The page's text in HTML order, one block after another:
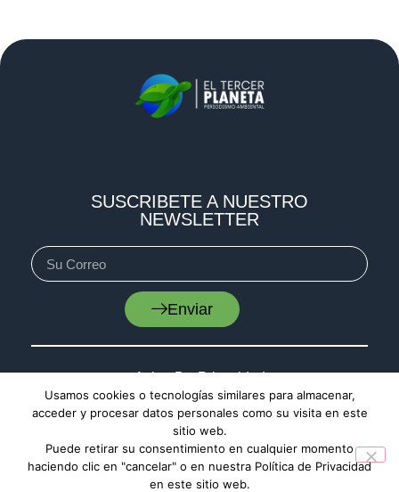
SUSCRIBETE A NUESTRO
NEWSLETTER
Enviar
Aviso De Privacidad
Cookies
Mapa De Sitio
Usamos cookies o tecnologías similares para almacenar,
acceder y procesar datos personales como su visita en este
sitio web.
Puede retirar su consentimiento en cualquier momento
haciendo clic en "cancelar" o en nuestra Política de Privacidad
en este sitio web.